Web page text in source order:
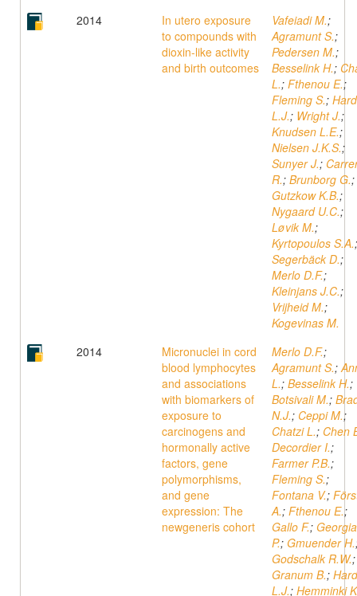
2014
In utero exposure
to compounds with
dioxin-like activity
and birth outcomes
Vafeiadi M.;
Agramunt S.;
Pedersen M.;
Besselink H.;
L.; Fthenou E.;
Fleming S.;
L.J.; Wright J.;
Knudsen L.E.;
Nielsen J.K.S.;
Sunyer J.;
R.; Brunborg G.;
Gutzkow K.B.;
Nygaard U.C.;
Løvik M.;
Kyrtopoulos S.A.;
Segerbäck D.;
Merlo D.F.;
Kleinjans J.C.;
Vrijheid M.;
Kogevinas M.
2014
Micronuclei in cord
blood lymphocytes
and associations
with biomarkers of
exposure to
carcinogens and
hormonally active
factors, gene
polymorphisms,
and gene
expression: The
newgeneris cohort
Merlo D.F.;
Agramunt S.;
L.; Besselink H.;
Botsivali M.;
N.J.; Ceppi M.;
Chatzi L.; Chen
Decordier I.;
Farmer P.B.;
Fleming S.;
Fontana V.;
A.; Fthenou E.;
Gallo F.;
P.; Gmuender H.
Godschalk R.W.;
Granum B.;
L.J.; Hemminki